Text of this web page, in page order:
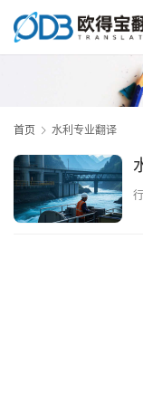
首页 水利专业翻译